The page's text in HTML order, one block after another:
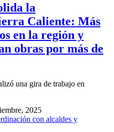
la
Caliente: Más
en la región y
obras por más de
una gira de trabajo en
2025